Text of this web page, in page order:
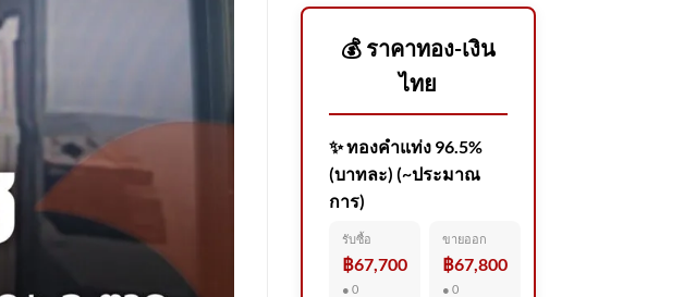
💰 ราคาทอง-เงิน
ไทย
✨ ทองคำแท่ง 96.5%
(บาทละ) (~ประมาณ
การ)
รับซื้อ
฿67,700
● 0
ขายออก
฿67,800
● 0